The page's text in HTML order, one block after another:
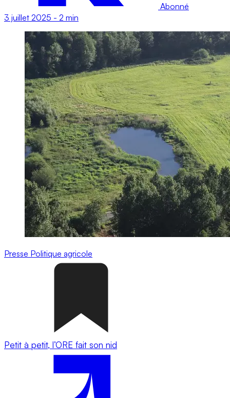
Abonné
3 juillet 2025 - 2 min
Presse Politique agricole
Petit à petit, l’ORE fait son nid